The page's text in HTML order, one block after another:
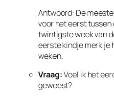
Antwoord: De
voor het eerst tussen
twintigste week van
eerste kindje merk je
weken.
Vraag:Voel ik het
geweest?